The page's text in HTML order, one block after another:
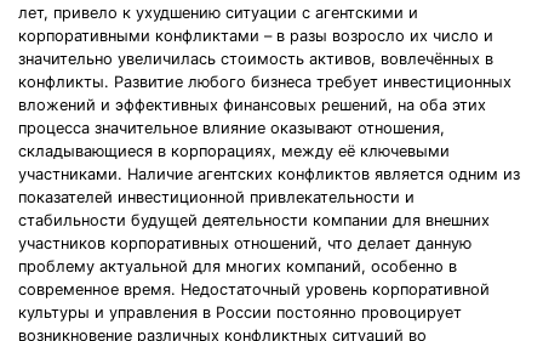
лет, привело к ухудшению ситуации с агентскими и
корпоративными конфликтами – в разы возросло их число и
значительно увеличилась стоимость активов, вовлечённых в
конфликты. Развитие любого бизнеса требует инвестиционных
вложений и эффективных финансовых решений, на оба этих
процесса значительное влияние оказывают отношения,
складывающиеся в корпорациях, между её ключевыми
участниками. Наличие агентских конфликтов является одним из
показателей инвестиционной привлекательности и
стабильности будущей деятельности компании для внешних
участников корпоративных отношений, что делает данную
проблему актуальной для многих компаний, особенно в
современное время. Недостаточный уровень корпоративной
культуры и управления в России постоянно провоцирует
возникновение различных конфликтных ситуаций во